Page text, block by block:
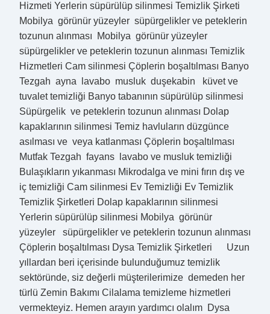
Hizmeti Yerlerin süpürülüp silinmesi Temizlik Şirketi
Mobilya görünür yüzeyler süpürgelikler ve peteklerin
tozunun alınması Mobilya görünür yüzeyler
süpürgelikler ve peteklerin tozunun alınması Temizlik
Hizmetleri Cam silinmesi Çöplerin boşaltılması Banyo
Tezgah ayna lavabo musluk duşekabin küvet ve
tuvalet temizliği Banyo tabanının süpürülüp silinmesi
Süpürgelik ve peteklerin tozunun alınması Dolap
kapaklarının silinmesi Temiz havluların düzgünce
asılması ve veya katlanması Çöplerin boşaltılması
Mutfak Tezgah fayans lavabo ve musluk temizliği
Bulaşıkların yıkanması Mikrodalga ve mini fırın dış ve
iç temizliği Cam silinmesi Ev Temizliği Ev Temizlik
Temizlik Şirketleri Dolap kapaklarının silinmesi
Yerlerin süpürülüp silinmesi Mobilya görünür
yüzeyler süpürgelikler ve peteklerin tozunun alınması
Çöplerin boşaltılması Dysa Temizlik Şirketleri Uzun
yıllardan beri içerisinde bulunduğumuz temizlik
sektöründe, siz değerli müşterilerimize demeden her
türlü Zemin Bakımı Cilalama temizleme hizmetleri
vermekteyiz. Hemen arayın yardımcı olalım Dysa